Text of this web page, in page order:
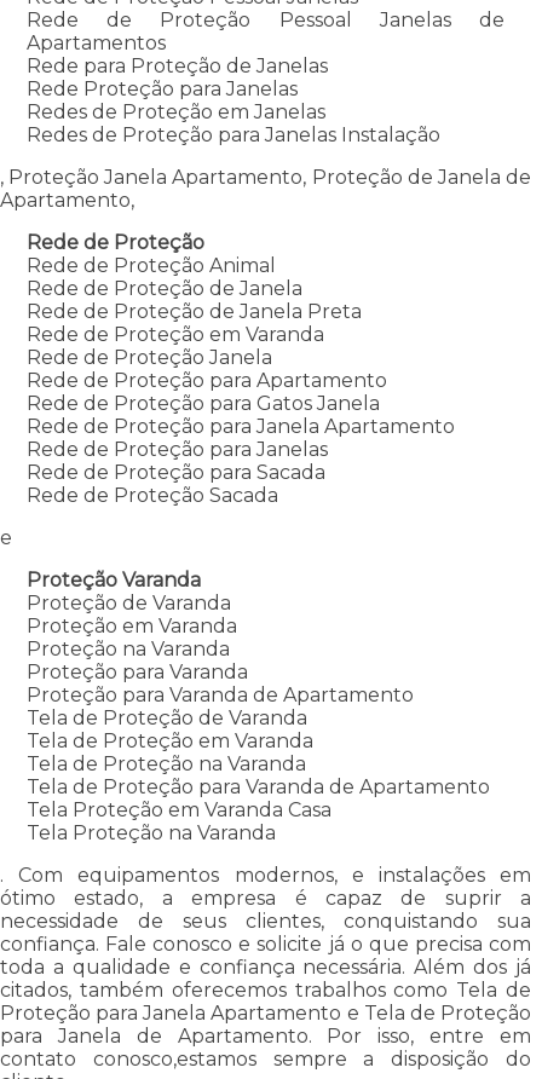
Rede de Proteção Pessoal Janelas de
Apartamentos
Rede para Proteção de Janelas
Rede Proteção para Janelas
Redes de Proteção em Janelas
Redes de Proteção para Janelas Instalação
, Proteção Janela Apartamento, Proteção de Janela de
Apartamento,
Rede de Proteção
Rede de Proteção Animal
Rede de Proteção de Janela
Rede de Proteção de Janela Preta
Rede de Proteção em Varanda
Rede de Proteção Janela
Rede de Proteção para Apartamento
Rede de Proteção para Gatos Janela
Rede de Proteção para Janela Apartamento
Rede de Proteção para Janelas
Rede de Proteção para Sacada
Rede de Proteção Sacada
e
Proteção Varanda
Proteção de Varanda
Proteção em Varanda
Proteção na Varanda
Proteção para Varanda
Proteção para Varanda de Apartamento
Tela de Proteção de Varanda
Tela de Proteção em Varanda
Tela de Proteção na Varanda
Tela de Proteção para Varanda de Apartamento
Tela Proteção em Varanda Casa
Tela Proteção na Varanda
. Com equipamentos modernos, e instalações em
ótimo estado, a empresa é capaz de suprir a
necessidade de seus clientes, conquistando sua
confiança. Fale conosco e solicite já o que precisa com
toda a qualidade e confiança necessária. Além dos já
citados, também oferecemos trabalhos como Tela de
Proteção para Janela Apartamento e Tela de Proteção
para Janela de Apartamento. Por isso, entre em
contato conosco,estamos sempre a disposição do